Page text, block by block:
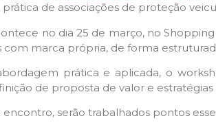
de associações de proteção
no dia 25 de março, no
marca própria, de forma
prática e aplicada, o
de proposta de valor e estratégias
serão trabalhados pontos